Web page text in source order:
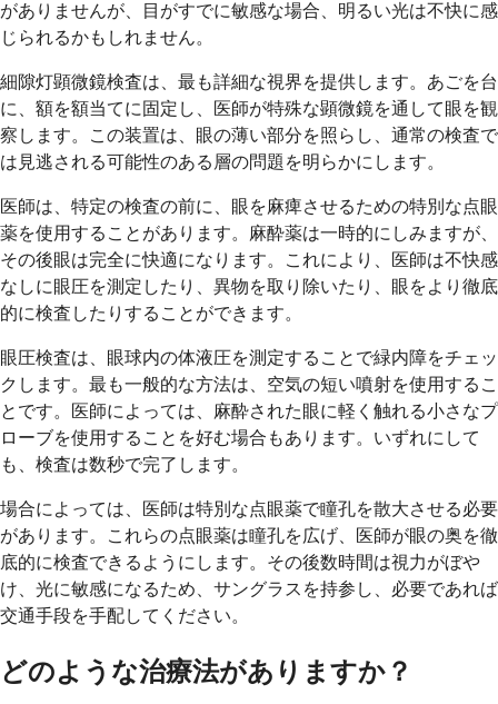
がありませんが、目がすでに敏感な場合、明るい光は不快に感
じられるかもしれません。
細隙灯顕微鏡検査は、最も詳細な視界を提供します。あごを台
に、額を額当てに固定し、医師が特殊な顕微鏡を通して眼を観
察します。この装置は、眼の薄い部分を照らし、通常の検査で
は見逃される可能性のある層の問題を明らかにします。
医師は、特定の検査の前に、眼を麻痺させるための特別な点眼
薬を使用することがあります。麻酔薬は一時的にしみますが、
その後眼は完全に快適になります。これにより、医師は不快感
なしに眼圧を測定したり、異物を取り除いたり、眼をより徹底
的に検査したりすることができます。
眼圧検査は、眼球内の体液圧を測定することで緑内障をチェッ
クします。最も一般的な方法は、空気の短い噴射を使用するこ
とです。医師によっては、麻酔された眼に軽く触れる小さなプ
ローブを使用することを好む場合もあります。いずれにして
も、検査は数秒で完了します。
場合によっては、医師は特別な点眼薬で瞳孔を散大させる必要
があります。これらの点眼薬は瞳孔を広げ、医師が眼の奥を徹
底的に検査できるようにします。その後数時間は視力がぼや
け、光に敏感になるため、サングラスを持参し、必要であれば
交通手段を手配してください。
どのような治療法がありますか？